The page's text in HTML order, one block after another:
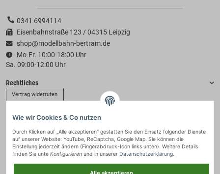
0341 6994114
Eisenbahnstraße 123 / 04315 Leipzig
shop@modellbahn-bertram.de
Mo-Fr. 10:00-18:00 Uhr
Sa. 09:00-12:00 Uhr
Rechtliches
Vertrag widerrufen
Zahlung & Versand
Wie wir Cookies & Co nutzen
Durch Klicken auf „Alle akzeptieren“ gestatten Sie den Einsatz folgender Dienste
auf unserer Website: YouTube, ReCaptcha, Google Map. Sie können die
Einstellung jederzeit ändern (Fingerabdruck-Icon links unten). Weitere Details
finden Sie unte Konfigurieren und in unserer Datenschutzerklärung.